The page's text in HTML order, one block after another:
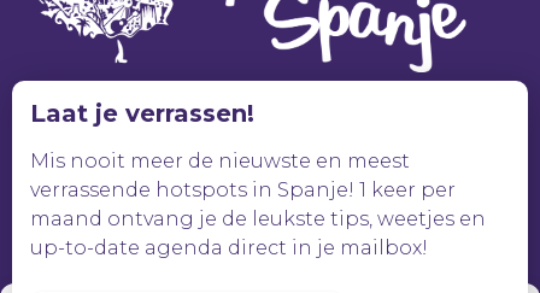
Laat je verrassen!
Mis nooit meer de nieuwste en meest
verrassende hotspots in Spanje! 1 keer per
maand ontvang je de leukste tips, weetjes en
up-to-date agenda direct in je mailbox!